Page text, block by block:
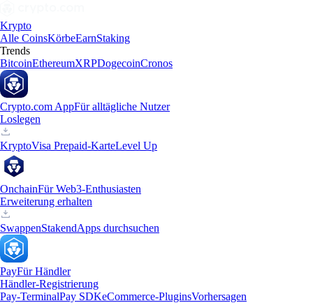
Krypto
Alle CoinsKörbeEarnStaking
Trends
BitcoinEthereumXRPDogecoinCronos
Crypto.com AppFür alltägliche Nutzer
Loslegen
KryptoVisa Prepaid-KarteLevel Up
OnchainFür Web3-Enthusiasten
Erweiterung erhalten
SwappenStakendApps durchsuchen
PayFür Händler
Händler-Registrierung
Pay-TerminalPay SDKeCommerce-PluginsVorhersagen